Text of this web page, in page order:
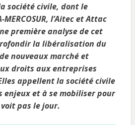
société civile, dont le
l’Aitec et Attac
première analyse de cet
la libéralisation du
nouveaux marché et
droits aux entreprises
appellent la société civile
enjeux et à se mobiliser pour
pas le jour.